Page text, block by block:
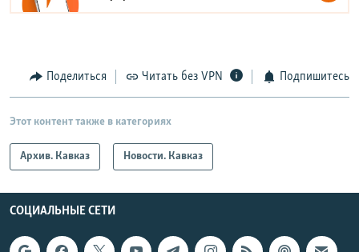
Поделиться Читать без VPN Подпишитесь
Этот контент также в категориях
Архив. Кавказ Новости. Кавказ
СОЦИАЛЬНЫЕ СЕТИ